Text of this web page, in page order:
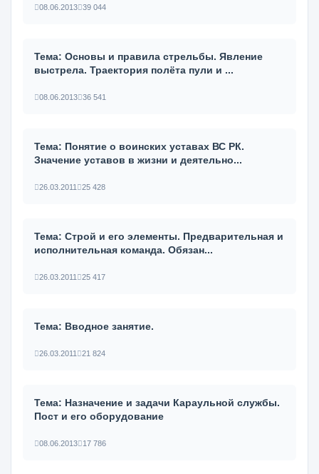
08.06.2013 39 044
Тема: Основы и правила стрельбы. Явление
выстрела. Траектория полёта пули и ...
08.06.2013 36 541
Тема: Понятие о воинских уставах ВС РК.
Значение уставов в жизни и деятельно...
26.03.2011 25 428
Тема: Строй и его элементы. Предварительная и
исполнительная команда. Обязан...
26.03.2011 25 417
Тема: Вводное занятие.
26.03.2011 21 824
Тема: Назначение и задачи Караульной службы.
Пост и его оборудование
08.06.2013 17 786